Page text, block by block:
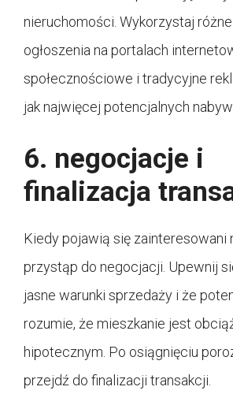
nieruchomości. Wykorzystaj różne
ogłoszenia na portalach
społecznościowe i tradycyjne
jak najwięcej potencjalnych
6. negocjacje i
finalizacja
Kiedy pojawią się zainteresowani
przystąp do negocjacji. Upewnij
jasne warunki sprzedaży i że
rozumie, że mieszkanie jest
hipotecznym. Po osiągnięciu
przejdź do finalizacji transakcji.